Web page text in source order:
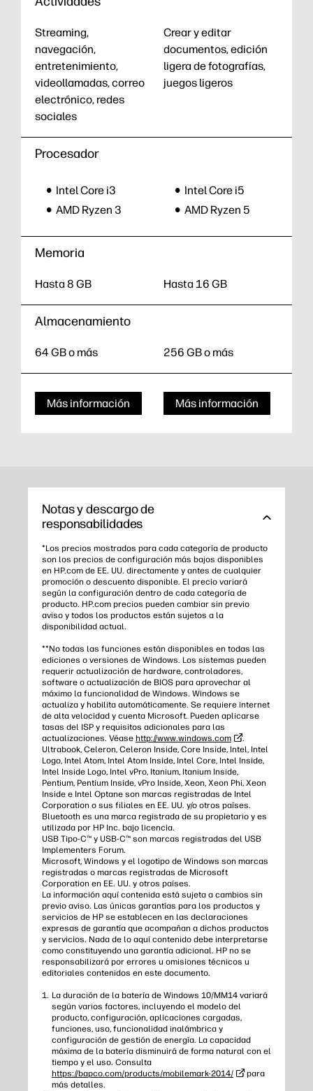
Streaming,
navegación,
entretenimiento,
videollamadas, correo
electrónico, redes
sociales
Crear y editar
documentos, edición
ligera de fotografías,
juegos ligeros
Procesador
Intel Core i3
AMD Ryzen 3
Intel Core i5
AMD Ryzen 5
Memoria
Hasta 8 GB Hasta 16 GB
Almacenamiento
64 GB o más 256 GB o más
Más información Más información
Notas y descargo de
responsabilidades
*Los precios mostrados para cada categoría de producto
son los precios de configuración más bajos disponibles
en HP.com de EE. UU. directamente y antes de cualquier
promoción o descuento disponible. El precio variará
según la configuración dentro de cada categoría de
producto. HP.com precios pueden cambiar sin previo
aviso y todos los productos están sujetos a la
disponibilidad actual.
**No todas las funciones están disponibles en todas las
ediciones o versiones de Windows. Los sistemas pueden
requerir actualización de hardware, controladores,
software o actualización de BIOS para aprovechar al
máximo la funcionalidad de Windows. Windows se
actualiza y habilita automáticamente. Se requiere internet
de alta velocidad y cuenta Microsoft. Pueden aplicarse
tasas del ISP y requisitos adicionales para las
actualizaciones. Véase http://www.windows.com
.
Ultrabook, Celeron, Celeron Inside, Core Inside, Intel, Intel
Logo, Intel Atom, Intel Atom Inside, Intel Core, Intel Inside,
Intel Inside Logo, Intel vPro, Itanium, Itanium Inside,
Pentium, Pentium Inside, vPro Inside, Xeon, Xeon Phi, Xeon
Inside e Intel Optane son marcas registradas de Intel
Corporation o sus filiales en EE. UU. y/o otros países.
Bluetooth es una marca registrada de su propietario y es
utilizada por HP Inc. bajo licencia.
USB Tipo-C™ y USB-C™ son marcas registradas del USB
Implementers Forum.
Microsoft, Windows y el logotipo de Windows son marcas
registradas o marcas registradas de Microsoft
Corporation en EE. UU. y otros países.
La información aquí contenida está sujeta a cambios sin
previo aviso. Las únicas garantías para los productos y
servicios de HP se establecen en las declaraciones
expresas de garantía que acompañan a dichos productos
y servicios. Nada de lo aquí contenido debe interpretarse
como constituyendo una garantía adicional. HP no se
responsabilizará por errores u omisiones técnicos u
editoriales contenidos en este documento.
La duración de la batería de Windows 10/MM14 variará
según varios factores, incluyendo el modelo del
producto, configuración, aplicaciones cargadas,
funciones, uso, funcionalidad inalámbrica y
configuración de gestión de energía. La capacidad
máxima de la batería disminuirá de forma natural con el
tiempo y el uso. Consulta
https://bapco.com/products/mobilemark-2014/
para
más detalles.